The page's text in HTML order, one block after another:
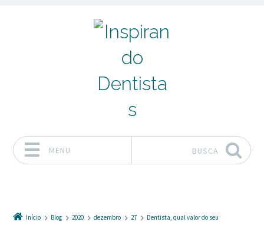
MENU BUSCA
Início Blog 2020 dezembro 27
Dentista, qual valor do seu